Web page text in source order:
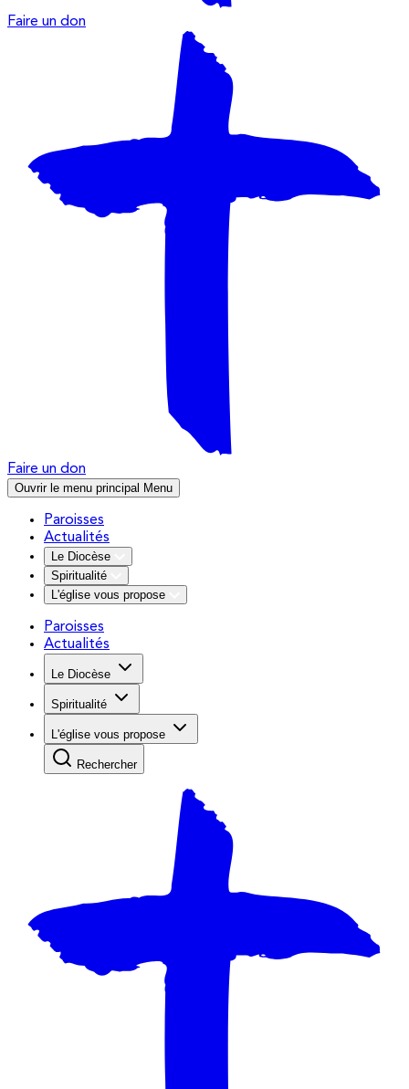
Faire un don
Faire un don
Ouvrir le menu principal Menu
Paroisses
Actualités
Le Diocèse
Spiritualité
L'église vous propose
Paroisses
Actualités
Le Diocèse
Spiritualité
L'église vous propose
Rechercher